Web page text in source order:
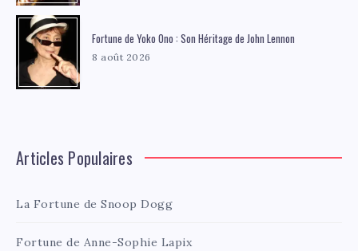
Fortune de Yoko Ono : Son Héritage de John Lennon
8 août 2026
Articles Populaires
La Fortune de Snoop Dogg
Fortune de Anne-Sophie Lapix